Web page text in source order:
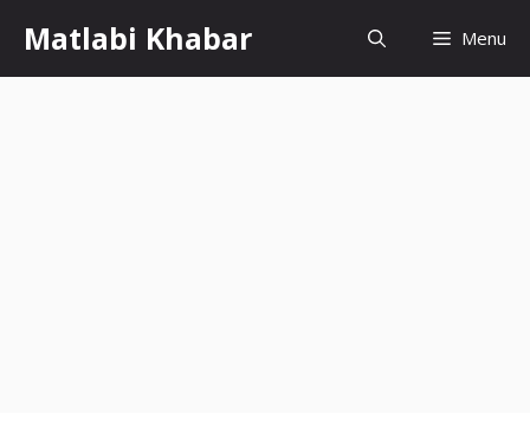
content
Matlabi Khabar Menu